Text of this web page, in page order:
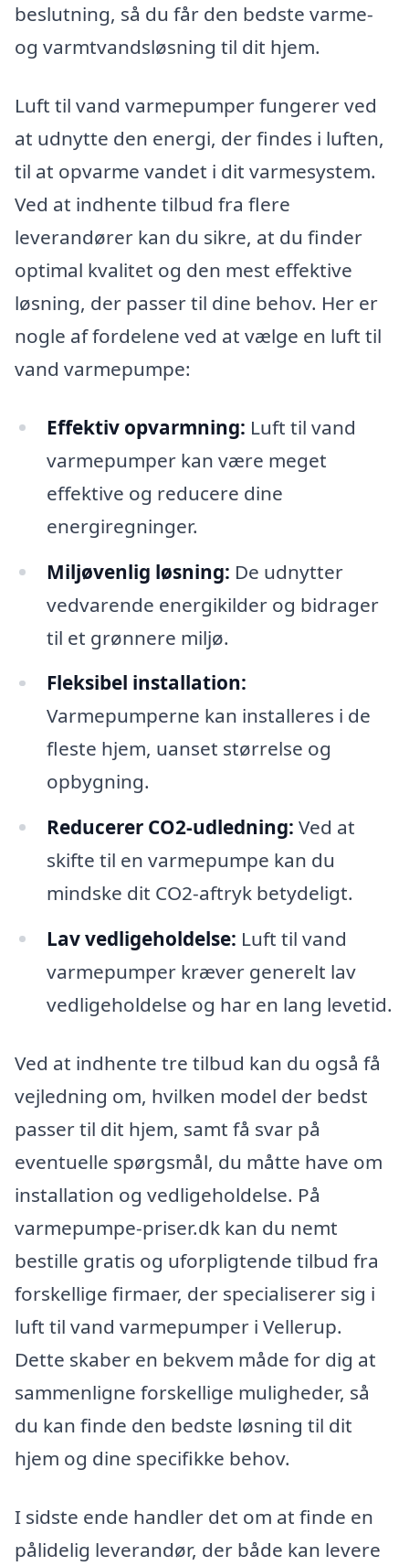
beslutning, så du får den bedste varme-
og varmtvandsløsning til dit hjem.
Luft til vand varmepumper fungerer ved
at udnytte den energi, der findes i luften,
til at opvarme vandet i dit varmesystem.
Ved at indhente tilbud fra flere
leverandører kan du sikre, at du finder
optimal kvalitet og den mest effektive
løsning, der passer til dine behov. Her er
nogle af fordelene ved at vælge en luft til
vand varmepumpe:
Effektiv opvarmning: Luft til vand
varmepumper kan være meget
effektive og reducere dine
energiregninger.
Miljøvenlig løsning: De udnytter
vedvarende energikilder og bidrager
til et grønnere miljø.
Fleksibel installation:
Varmepumperne kan installeres i de
fleste hjem, uanset størrelse og
opbygning.
Reducerer CO2-udledning: Ved at
skifte til en varmepumpe kan du
mindske dit CO2-aftryk betydeligt.
Lav vedligeholdelse: Luft til vand
varmepumper kræver generelt lav
vedligeholdelse og har en lang levetid.
Ved at indhente tre tilbud kan du også få
vejledning om, hvilken model der bedst
passer til dit hjem, samt få svar på
eventuelle spørgsmål, du måtte have om
installation og vedligeholdelse. På
varmepumpe-priser.dk kan du nemt
bestille gratis og uforpligtende tilbud fra
forskellige firmaer, der specialiserer sig i
luft til vand varmepumper i Vellerup.
Dette skaber en bekvem måde for dig at
sammenligne forskellige muligheder, så
du kan finde den bedste løsning til dit
hjem og dine specifikke behov.
I sidste ende handler det om at finde en
pålidelig leverandør, der både kan levere